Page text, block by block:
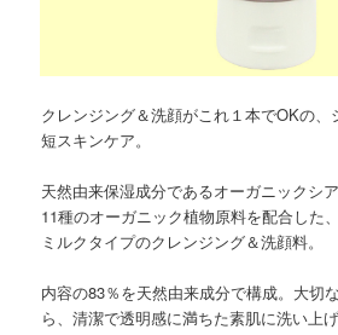
クレンジング＆洗顔がこれ１本でOKの
短スキンケア。
天然由来保湿成分であるオーガニックシ
11種のオーガニック植物原料を配合した
ミルクタイプのクレンジング＆洗顔料。
内容の83％を天然由来成分で構成。大切
ら、清潔で透明感に満ちた素肌に洗い上げ